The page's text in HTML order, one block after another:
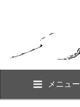
メニュー